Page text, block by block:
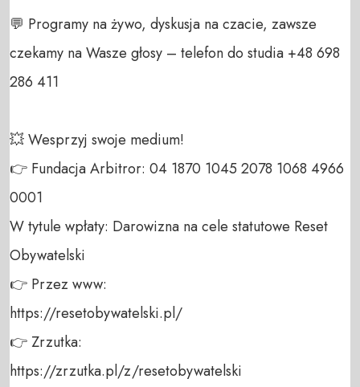
💬 Programy na żywo, dyskusja na czacie, zawsze
czekamy na Wasze głosy – telefon do studia +48 698
286 411
💥 Wesprzyj swoje medium!
👉 Fundacja Arbitror: 04 1870 1045 2078 1068 4966
0001
W tytule wpłaty: Darowizna na cele statutowe Reset
Obywatelski
👉 Przez www:
https://resetobywatelski.pl/
👉 Zrzutka:
https://zrzutka.pl/z/resetobywatelski